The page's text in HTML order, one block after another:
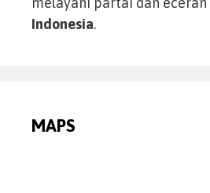
Indonesia.
MAPS